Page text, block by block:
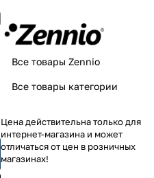
Все товары Zennio
Все товары категории
Цена действительна только для
интернет-магазина и может
отличаться от цен в розничных
магазинах!